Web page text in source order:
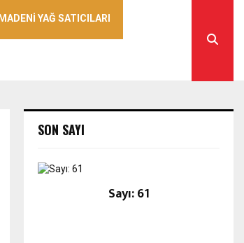
YAĞ SATICILARI
SON SAYI
Sayı: 61